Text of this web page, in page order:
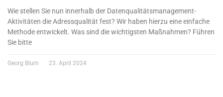
Wie stellen Sie nun innerhalb der Datenqualitätsmanagement-
Aktivitäten die Adressqualität fest? Wir haben hierzu eine einfache
Methode entwickelt. Was sind die wichtigsten Maßnahmen? Führen
Sie bitte
Georg Blum 23. April 2024